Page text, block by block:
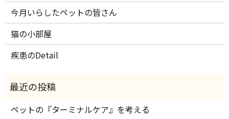
今月いらしたペットの皆さん
猫の小部屋
疾患のDetail
ペットの『ターミナルケア』を考える